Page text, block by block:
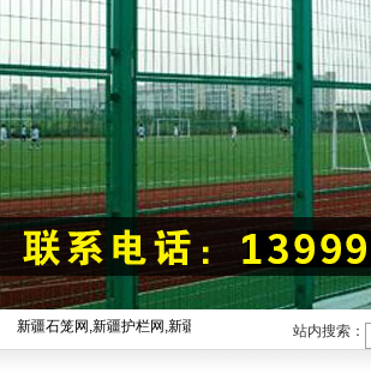
新疆石笼网,新疆护栏网,新疆格宾网,新疆钢格栅,新疆草原网
站内搜索：